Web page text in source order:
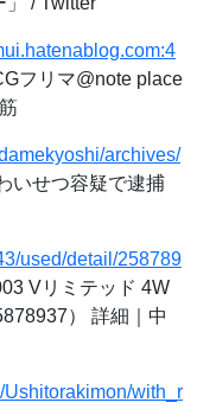
フリマ@note place
archives/
いせつ容疑で逮捕
used/detail/258789
Vリミテッド 4W
） 詳細｜中
Ushitorakimon/with_r